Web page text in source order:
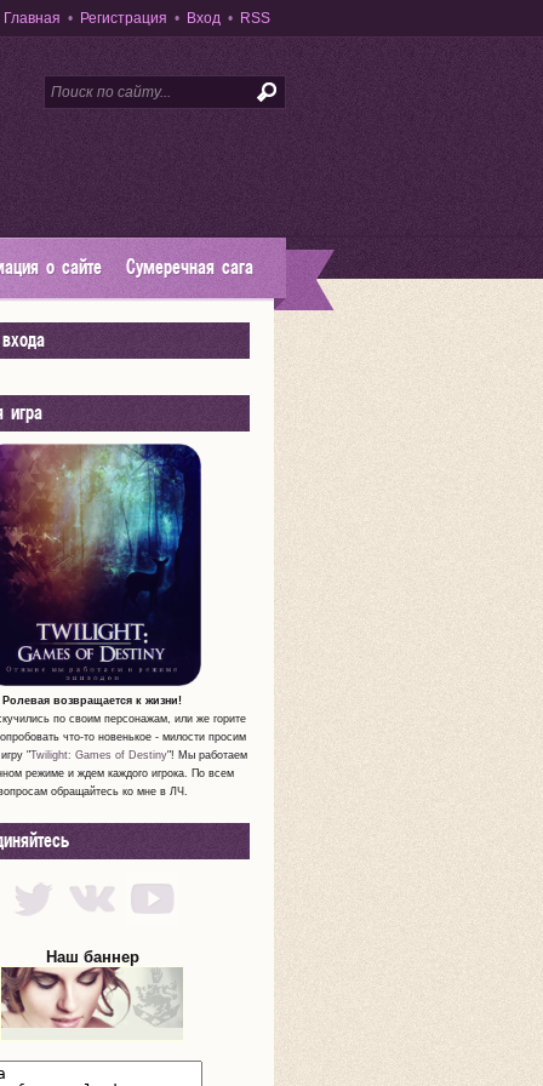
Главная • Регистрация • Вход • RSS
о сайте Сумеречная сага
игра
Ролевая возвращается к жизни!
по своим персонажам, или же горите
что-то новенькое - милости просим
"Twilight: Games of Destiny"! Мы работаем
режиме и ждем каждого игрока. По всем
обращайтесь ко мне в ЛЧ.
Наш баннер